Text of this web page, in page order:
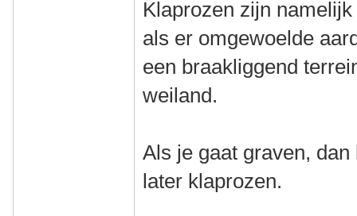
Klaprozen zijn
als er omgewoelde
een braakliggend
weiland.
Als je gaat graven,
later klaprozen.